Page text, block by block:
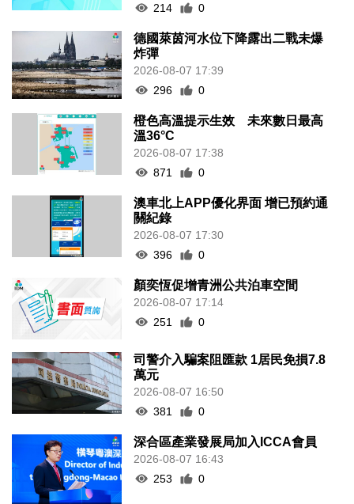
214
0
德國萊茵河水位下降露出二戰未爆
炸彈
2026-08-07 17:39
296
0
橙色高溫提示生效 未來數日最高
溫36°C
2026-08-07 17:38
871
0
澳車北上APP優化界面 增已預約通
關紀錄
2026-08-07 17:30
396
0
顏奕恆促增青洲公共泊車空間
2026-08-07 17:14
251
0
司警介入騙案阻匯款 1居民免損7.8
萬元
2026-08-07 16:50
381
0
深合區產業發展局加入ICCA會員
2026-08-07 16:43
253
0